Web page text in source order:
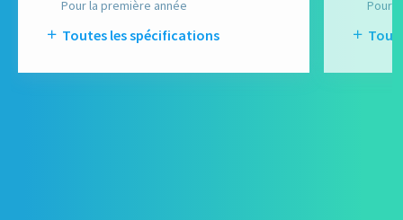
Pour la première année
Toutes les spécifications
Pour